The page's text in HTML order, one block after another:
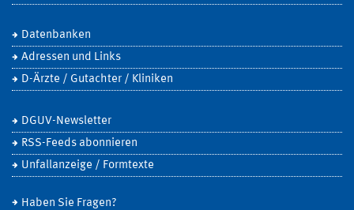
Datenbanken
Adressen und Links
D-Ärzte / Gutachter / Kliniken
DGUV-Newsletter
RSS-Feeds abonnieren
Unfallanzeige / Formtexte
Haben Sie Fragen?